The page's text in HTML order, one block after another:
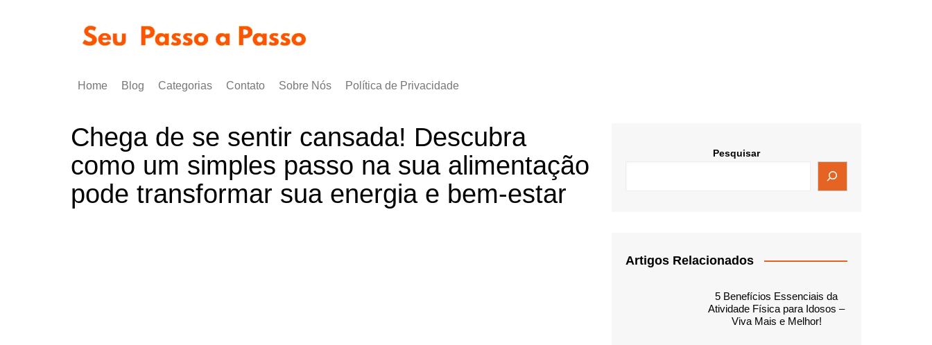
Home Blog Categorias
Exercícios e Bem Estar
Artesanato e Renda Extra
Contato Sobre Nós Política de Privacidade
Chega de se sentir cansada! Descubra
como um simples passo na sua alimentação
pode transformar sua energia e bem-estar
Pesquisar
Artigos Relacionados
5 Benefícios Essenciais da
Atividade Física para Idosos –
Viva Mais e Melhor!